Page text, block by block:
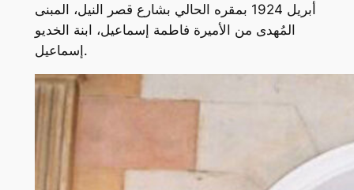
أبريل 1924 بمقره الحالي بشارع قصر النيل، المبنى
المُهدى من الأميرة فاطمة إسماعيل، ابنة الخديو
إسماعيل.